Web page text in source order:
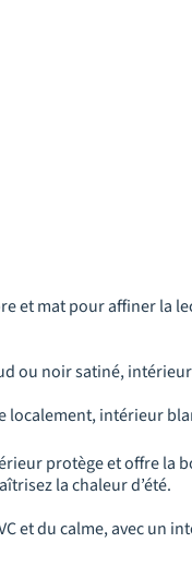
et mat pour affiner la
ou noir satiné,
localement, intérieur
protège et offre la
la chaleur d’été.
et du calme, avec un